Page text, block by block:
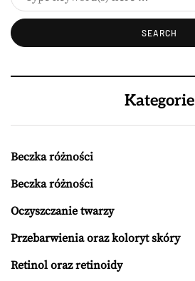
Kategorie
Beczka różności
Beczka różności
Oczyszczanie twarzy
Przebarwienia oraz koloryt skóry
Retinol oraz retinoidy